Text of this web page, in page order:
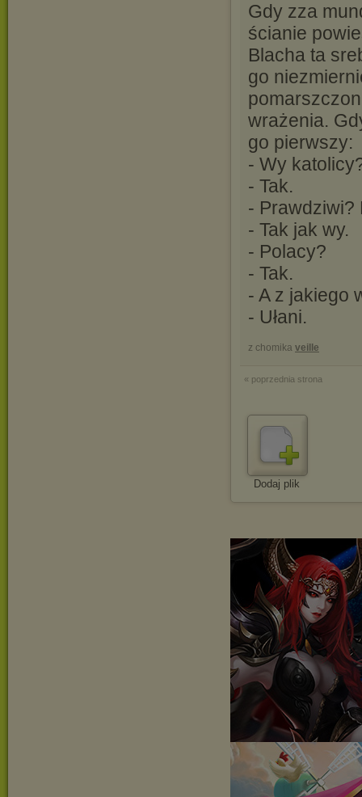
Gdy zza
ścianie
Blacha ta
go
wrażenia.
go pierwszy:
- Wy
- Tak.
- Prawdziwi?
- Tak jak wy.
- Polacy?
- Tak.
- A z jakiego
- Ułani.
z chomika veille
« poprzednia strona
Dodaj plik